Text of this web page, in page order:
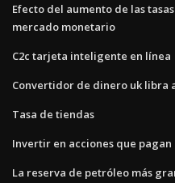
Efecto del aumento de las
mercado monetario
C2c tarjeta inteligente en línea
Convertidor de dinero uk libra
Tasa de tiendas
Invertir en acciones que
La reserva de petróleo más